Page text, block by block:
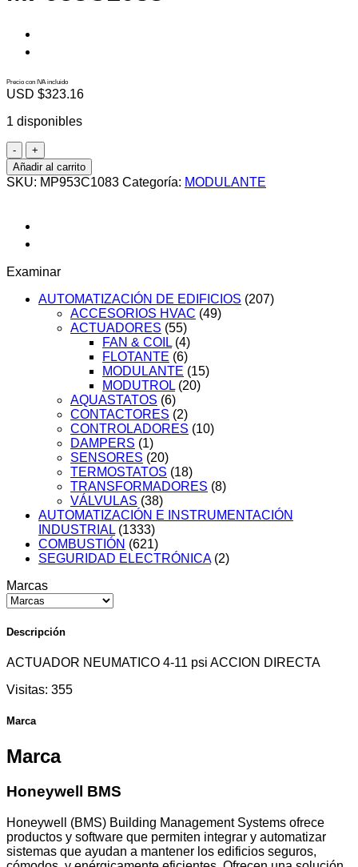
Precio con IVA incluido
USD $323.16
1 disponibles
MP953C1083
cantidad
Añadir al carrito
SKU: MP953C1083 Categoría: MODULANTE
Examinar
AUTOMATIZACIÓN DE EDIFICIOS (207)
ACCESORIOS HVAC (49)
ACTUADORES (55)
FAN & COIL (4)
FLOTANTE (6)
MODULANTE (15)
MODUTROL (20)
AQUASTATOS (6)
CONTACTORES (2)
CONTROLADORES (10)
DAMPERS (1)
SENSORES (20)
TERMOSTATOS (18)
TRANSFORMADORES (8)
VÁLVULAS (38)
AUTOMATIZACIÓN E INSTRUMENTACIÓN
INDUSTRIAL (1333)
COMBUSTIÓN (621)
SEGURIDAD ELECTRÓNICA (2)
Marcas
Descripción
ACTUADOR NEUMATICO 4-11 psi ACCION DIRECTA
Visitas: 355
Marca
Marca
Honeywell BMS
Honeywell (BMS) Building Management Systems ofrece
productos y software que permiten integrar y automatizar
sistemas que ayudan a mantener los edificios seguros,